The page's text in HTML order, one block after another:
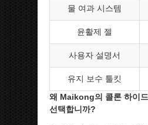
물 여과 시스템
윤활제 젤
사용자 설명서
유지 보수 툴킷
왜 Maikong의 콜론 하이
선택합니까?